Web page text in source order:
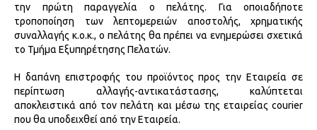
την πρώτη παραγγελία ο πελάτης. Για οποιαδήποτε
τροποποίηση των λεπτομερειών αποστολής, χρηματικής
συναλλαγής κ.ο.κ., ο πελάτης θα πρέπει να ενημερώσει σχετικά
το Τμήμα Εξυπηρέτησης Πελατών.
Η δαπάνη επιστροφής του προϊόντος προς την Εταιρεία σε
περίπτωση αλλαγής-αντικατάστασης, καλύπτεται
αποκλειστικά από τον πελάτη και μέσω της εταιρείας courier
που θα υποδειχθεί από την Εταιρεία.